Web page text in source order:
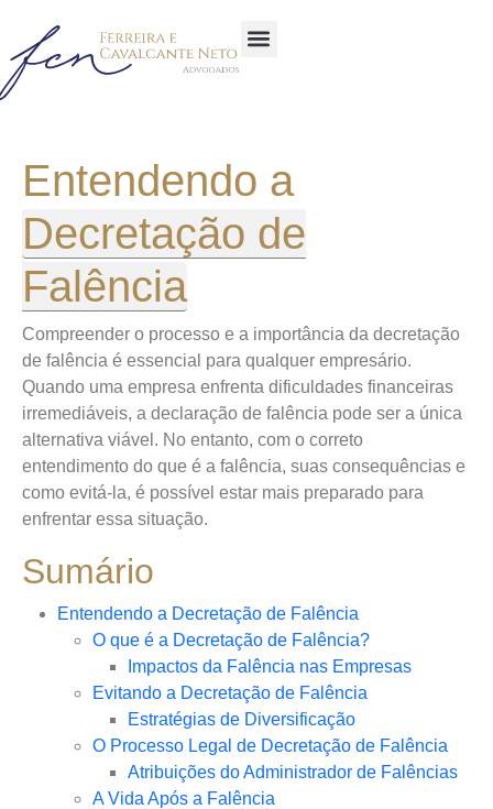
Entendendo a
Decretação de
Falência
Compreender o processo e a importância da decretação
de falência é essencial para qualquer empresário.
Quando uma empresa enfrenta dificuldades financeiras
irremediáveis, a declaração de falência pode ser a única
alternativa viável. No entanto, com o correto
entendimento do que é a falência, suas consequências e
como evitá-la, é possível estar mais preparado para
enfrentar essa situação.
Sumário
Entendendo a Decretação de Falência
O que é a Decretação de Falência?
Impactos da Falência nas Empresas
Evitando a Decretação de Falência
Estratégias de Diversificação
O Processo Legal de Decretação de Falência
Atribuições do Administrador de Falências
A Vida Após a Falência